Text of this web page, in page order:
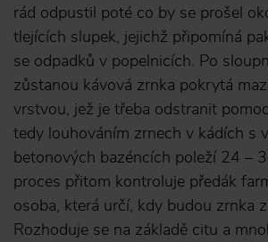
rád odpustil poté co by se prošel
tlejících slupek, jejichž připomíná
se odpadků v popelnicích. Po
zůstanou kávová zrnka pokrytá
vrstvou, jež je třeba odstranit
tedy louhováním zrnech v kádích s
betonových bazéncích poleží 24 –
proces přitom kontroluje předák
osoba, která určí, kdy budou zrnka
Rozhoduje se na základě citu a